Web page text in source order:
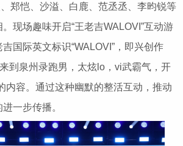
郑恺、沙溢、白鹿、范丞丞、李昀锐等
现场趣味开启“王老吉WALOVI”互动游
国际英文标识“WALOVI”，即兴创作
到泉州录跑男，太炫lo，vi武霸气，开
内容。通过这种幽默的整活互动，推动
一步传播。